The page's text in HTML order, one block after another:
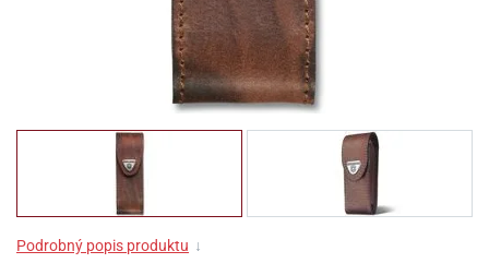
Podrobný popis produktu ↓